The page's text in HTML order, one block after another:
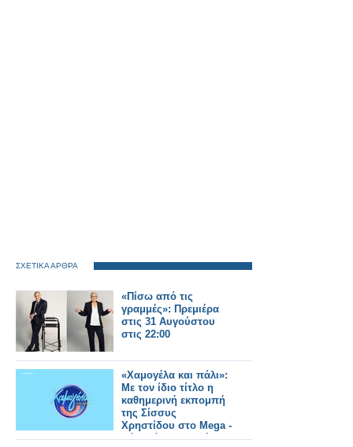
ΣΧΕΤΙΚΑ ΑΡΘΡΑ
«Πίσω από τις
γραμμές»: Πρεμιέρα
στις 31 Αυγούστου
στις 22:00
«Χαμογέλα και πάλι»:
Με τον ίδιο τίτλο η
καθημερινή εκπομπή
της Σίσσυς
Χρηστίδου στο Mega -
Πότε κάνει πρεμιέρα;